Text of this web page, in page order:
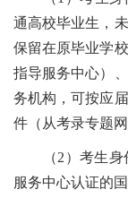
通高校毕业生，
保留在原毕业学
指导服务中心）
务机构，可按应
件（从考录专题
（2）考生身份
服务中心认证的